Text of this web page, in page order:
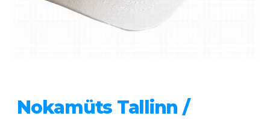
Nokamüts Tallinn /